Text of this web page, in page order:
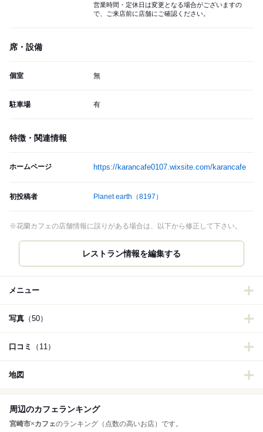
営業時間・定休日は変更となる場合がございますの
で、ご来店前に店舗にご確認ください。
席・設備
個室 無
駐車場 有
特徴・関連情報
ホームページ https://karancafe0107.wixsite.com/karancafe
初投稿者 Planet earth （8197）
※花蘭カフェの店舗情報に誤りがある場合は、以下から修正して下さい。
レストラン情報を編集する
メニュー
写真 （50）
口コミ （11）
地図
周辺のカフェランキング
宮崎市×カフェのランキング（点数の高いお店）です。